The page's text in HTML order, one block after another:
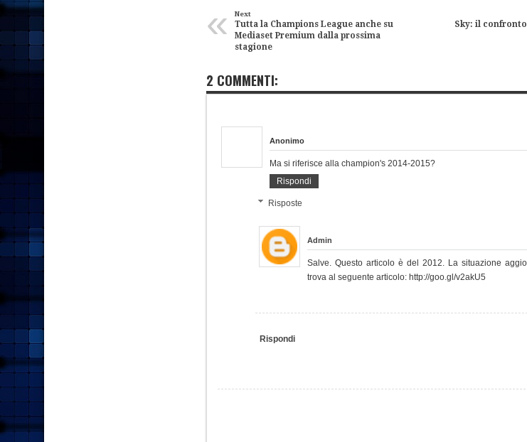
« Next
Tutta la Champions League anche su
Mediaset Premium dalla prossima
stagione
Sky: il
2 COMMENTI:
Anonimo
Ma si riferisce alla champion's 2014-2015?
Rispondi
Risposte
Admin
Salve. Questo articolo è del 2012. La situazione
trova al seguente articolo: http://goo.gl/v2akU5
Rispondi